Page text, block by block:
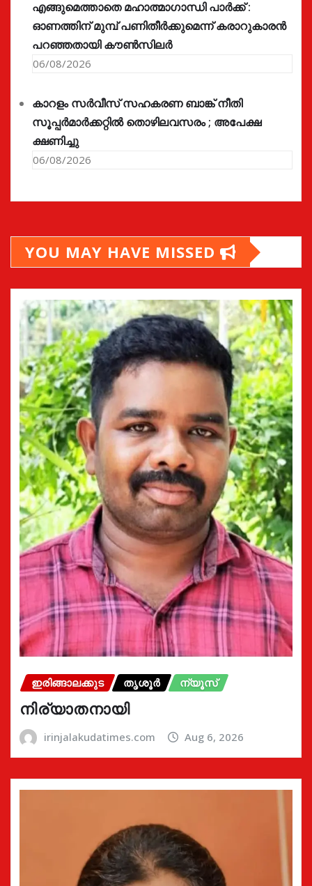
എങ്ങുമെത്താതെ മഹാത്മാഗാന്ധി പാർക്ക് :
ഓണത്തിന് മുമ്പ് പണിതീർക്കുമെന്ന് കരാറുകാരൻ
പറഞ്ഞതായി കൗൺസിലർ
06/08/2026
കാറളം സർവീസ് സഹകരണ ബാങ്ക് നീതി
സൂപ്പർമാർക്കറ്റിൽ തൊഴിലവസരം ; അപേക്ഷ
ക്ഷണിച്ചു
06/08/2026
YOU MAY HAVE MISSED
ഇരിങ്ങാലക്കുട തൃശൂർ ന്യൂസ്
നിര്യാതനായി
irinjalakudatimes.com Aug 6, 2026